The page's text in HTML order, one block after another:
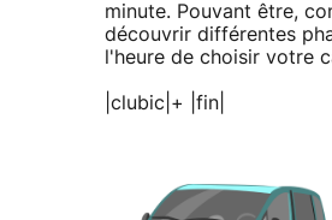
minute. Pouvant être,
découvrir différentes
l'heure de choisir votre
|clubic|+ |fin|